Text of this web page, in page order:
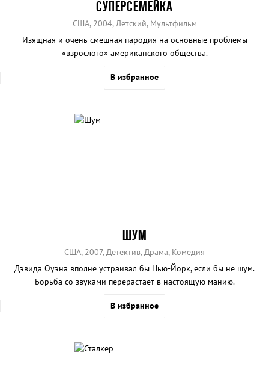
СУПЕРСЕМЕЙКА
США, 2004, Детский, Мультфильм
Изящная и очень смешная пародия на основные проблемы
«взрослого» американского общества.
В избранное
ШУМ
США, 2007, Детектив, Драма, Комедия
Дэвида Оуэна вполне устраивал бы Нью-Йорк, если бы не шум.
Борьба со звуками перерастает в настоящую манию.
В избранное